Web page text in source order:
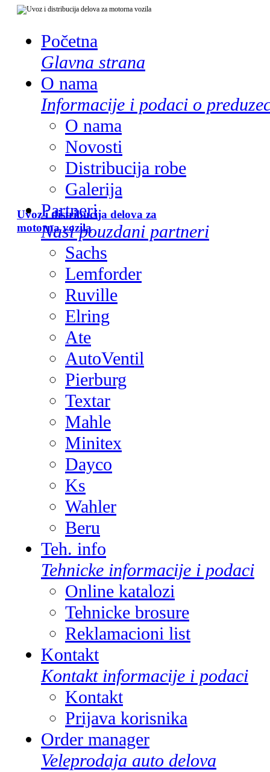
Uvoz i distribucija delova za
motorna vozila
Početna
Glavna strana
O nama
Informacije i podaci o
O nama
Novosti
Distribucija robe
Galerija
Partneri
Nasi pouzdani partneri
Sachs
Lemforder
Ruville
Elring
Ate
AutoVentil
Pierburg
Textar
Mahle
Minitex
Dayco
Ks
Wahler
Beru
Teh. info
Tehnicke informacije i podaci
Online katalozi
Tehnicke brosure
Reklamacioni list
Kontakt
Kontakt informacije i podaci
Kontakt
Prijava korisnika
Order manager
Veleprodaja auto delova